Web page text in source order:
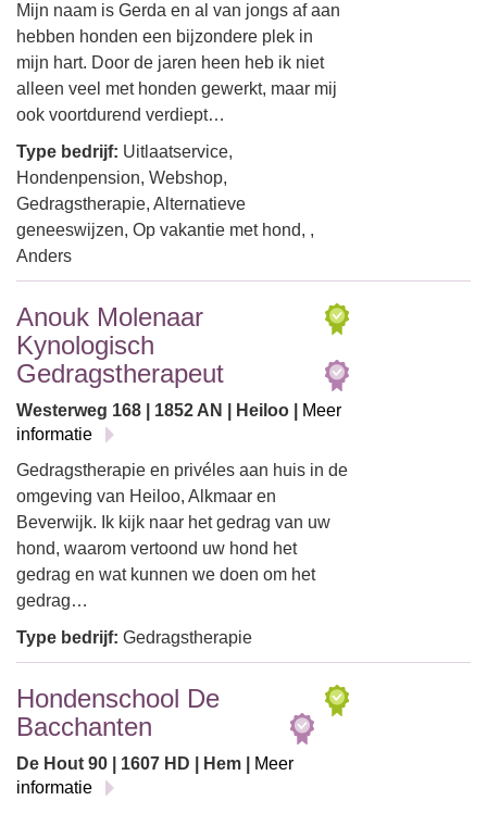
Mijn naam is Gerda en al van jongs af aan
hebben honden een bijzondere plek in
mijn hart. Door de jaren heen heb ik niet
alleen veel met honden gewerkt, maar mij
ook voortdurend verdiept…
Type bedrijf: Uitlaatservice,
Hondenpension, Webshop,
Gedragstherapie, Alternatieve
geneeswijzen, Op vakantie met hond, ,
Anders
Anouk Molenaar
Kynologisch
Gedragstherapeut
Westerweg 168 | 1852 AN | Heiloo |
Meer
informatie
Gedragstherapie en privéles aan huis in de
omgeving van Heiloo, Alkmaar en
Beverwijk. Ik kijk naar het gedrag van uw
hond, waarom vertoond uw hond het
gedrag en wat kunnen we doen om het
gedrag…
Type bedrijf: Gedragstherapie
Hondenschool De
Bacchanten
De Hout 90 | 1607 HD | Hem |
Meer
informatie